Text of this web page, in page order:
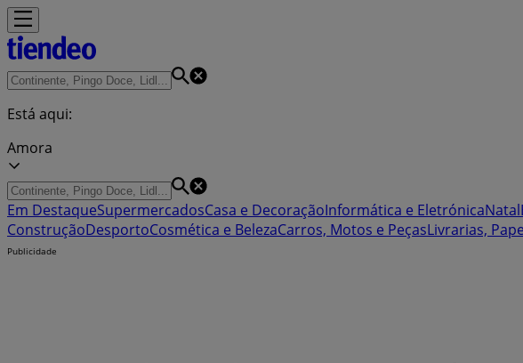
Está aqui:
Amora
Em DestaqueSupermercadosCasa e DecoraçãoInformática e EletrónicaNatal
ConstruçãoDesportoCosmética e BelezaCarros, Motos e PeçasLivrarias,
Publicidade